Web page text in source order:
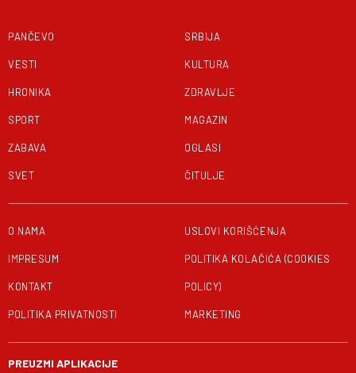
PANČEVO
VESTI
HRONIKA
SPORT
ZABAVA
SVET
SRBIJA
KULTURA
ZDRAVLJE
MAGAZIN
OGLASI
ČITULJE
O NAMA
IMPRESUM
KONTAKT
POLITIKA PRIVATNOSTI
USLOVI KORIŠĆENJA
POLITIKA KOLAČIĆA (COOKIES
POLICY)
MARKETING
PREUZMI APLIKACIJE